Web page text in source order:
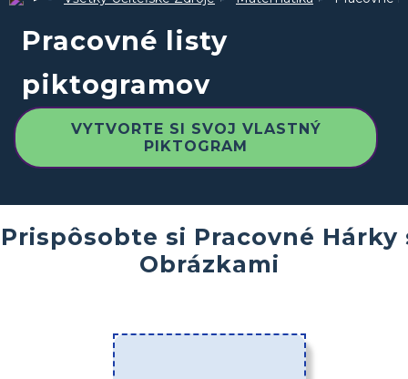
Pracovné listy
piktogramov
VYTVORTE SI SVOJ VLASTNÝ
PIKTOGRAM
Prispôsobte si Pracovné Hárky
Obrázkami